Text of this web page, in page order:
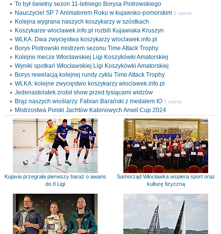
To był świetny sezon 11-letniego Borysa Piotrowskiego
Nauczyciel SP 7 Animatorem Roku w kujawsko-pomorskim 2 opinie
Kolejna wygrana naszych koszykarzy w szóstkach
Koszykarze wloclawek.info.pl rozbili Kujawiaka Kruszyn
WLKA: Dwa zwycięstwa koszykarzy wloclawek.info.pl
Borys Piotrowski mistrzem sezonu Time Attack Trophy
Kolejne mecze Włocławskiej Ligi Koszykówki Amatorskiej
Wyniki spotkań Włocławskiej Ligi Koszykówki Amatorskiej
Borys rewelacją kolejnej rundy cyklu Time Attack Trophy
WLKA: kolejne zwycięstwo koszykarzy wloclawek.info.pl
Jedenastolatek zrobił show przed tysiącami widzów
Brąz naszych wioślarzy. Fabian Barański z medalem IO 1 opinia
Mistrzostwa Polski Jachtów Kabinowych Anwil Cup 2024
Kujavia przegrała pierwszy baraż o awans
do II Ligi
Samorząd Włocławka wspiera sport oraz
kulturę fizyczną